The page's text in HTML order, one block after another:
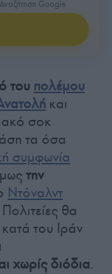
Google
του πολέμου
και
σοκ
τα όσα
συμφωνία
την
Ντόναλντ
θα
του Ιράν
χωρίς διόδια.